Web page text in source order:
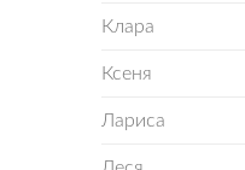
Клара
Ксеня
Лариса